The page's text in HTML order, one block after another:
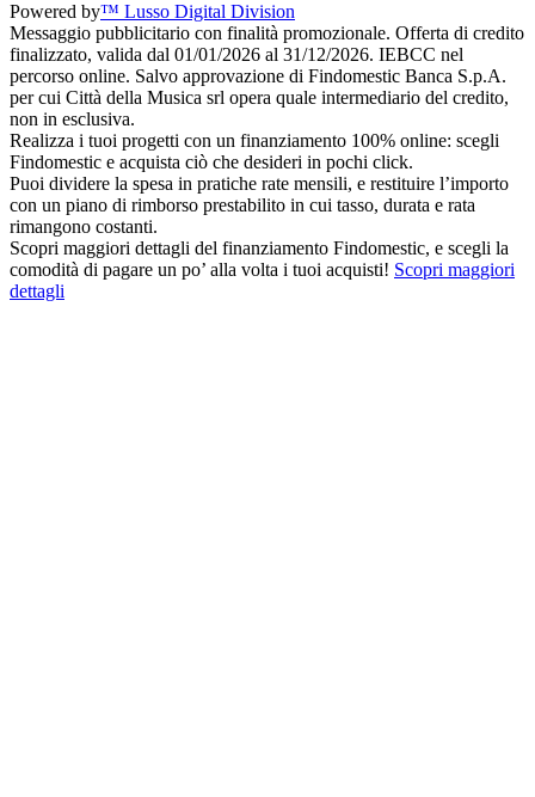
Powered by™ Lusso Digital Division
Messaggio pubblicitario con finalità promozionale. Offerta di credito
finalizzato, valida dal 01/01/2026 al 31/12/2026. IEBCC nel
percorso online. Salvo approvazione di Findomestic Banca S.p.A.
per cui Città della Musica srl opera quale intermediario del credito,
non in esclusiva.
Realizza i tuoi progetti con un finanziamento 100% online: scegli
Findomestic e acquista ciò che desideri in pochi click.
Puoi dividere la spesa in pratiche rate mensili, e restituire l’importo
con un piano di rimborso prestabilito in cui tasso, durata e rata
rimangono costanti.
Scopri maggiori dettagli del finanziamento Findomestic, e scegli la
comodità di pagare un po’ alla volta i tuoi acquisti! Scopri maggiori
dettagli